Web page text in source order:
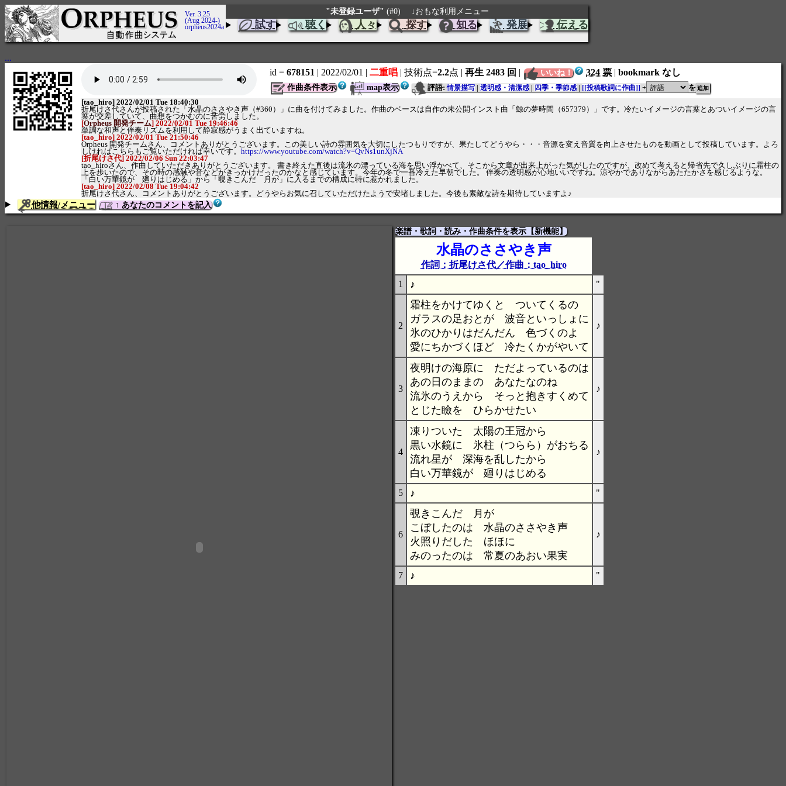
Ver. 3.25
(Aug 2024-)
orpheus2024a
"未登録ユーザ" (#0) ↓おもな利用メニュー
試す 聴く 人々 探す 知る 発展 伝える
...
id = 678151 | 2022/02/01 | 二重唱 | 技術点=2.2点 | 再生 2483 回 | いいね！ 324 票 | bookmark なし
作曲条件表示 map表示 評語:情景描写 透明感・清潔感 四季・季節感 [[投稿歌詞に作曲]] +
を
[tao_hiro] 2022/02/01 Tue 18:40:30
折尾けさ代さんが投稿された「水晶のささやき声（#360）」に曲を付けてみました。作曲のベースは自作の未公開インスト曲「鯨の夢時間（657379）」です。冷たいイメージの言葉とあついイメージの言
葉が交差していて、曲想をつかむのに苦労しました。
[Orpheus 開発チーム] 2022/02/01 Tue 19:46:46
単調な和声と伴奏リズムを利用して静寂感がうまく出ていますね。
[tao_hiro] 2022/02/01 Tue 21:50:46
Orpheus 開発チームさん、コメントありがとうございます。この美しい詩の雰囲気を大切にしたつもりですが、果たしてどうやら・・・音源を変え音質を向上させたものを動画として投稿しています。よろ
しければこちらもご覧いただければ幸いです。 https://www.youtube.com/watch?v=QvNs1unXjNA
[折尾けさ代] 2022/02/06 Sun 22:03:47
tao_hiroさん、作曲していただきありがとうございます。 書き終えた直後は流氷の漂っている海を思い浮かべて、そこから文章が出来上がった気がしたのですが、改めて考えると帰省先で久しぶりに霜柱の
上を歩いたので、その時の感触や音などがきっかけだったのかなと感じています。今年の冬で一番冷えた早朝でした。 伴奏の透明感が心地いいですね。涼やかでありながらあたたかさを感じるような。
「白い万華鏡が 廻りはじめる」から「覗きこんだ 月が」に入るまでの構成に特に惹かれました。
[tao_hiro] 2022/02/08 Tue 19:04:42
折尾けさ代さん、コメントありがとうございます。どうやらお気に召していただけたようで安堵しました。今後も素敵な詩を期待していますよ♪
他情報/メニュー ↑ あなたのコメントを記入
楽譜・歌詞・読み・作曲条件を表示【新機能】
水晶のささやき声
作詞：折尾けさ代／作曲：tao_hiro
1
♪ "
2
霜柱をかけてゆくと ついてくるの
ガラスの足おとが 波音といっしょに
氷のひかりはだんだん 色づくのよ
愛にちかづくほど 冷たくかがやいて
♪
3
夜明けの海原に ただよっているのは
あの日のままの あなたなのね
流氷のうえから そっと抱きすくめて
とじた瞼を ひらかせたい
♪
4
凍りついた 太陽の王冠から
黒い水鏡に 氷柱（つらら）がおちる
流れ星が 深海を乱したから
白い万華鏡が 廻りはじめる
♪
5 ♪ "
6
覗きこんだ 月が
こぼしたのは 水晶のささやき声
火照りだした ほほに
みのったのは 常夏のあおい果実
♪
7 ♪ "